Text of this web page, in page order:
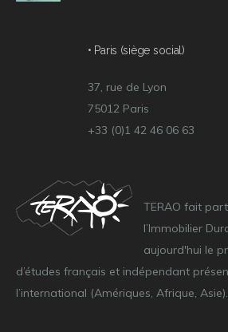
• Paris (siège social)
37, rue de Lyon
75012 Paris
+33 (0)1 42 46 06 63
TERAO fait
l’Immobilier
aujourd'hui le
d’études français et indépendant
l’international (Amériques, Afrique, Asie).